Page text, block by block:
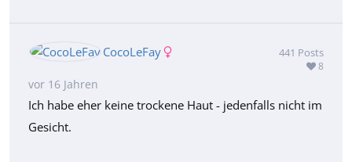
CocoLeFay 441 Posts
8
vor 16 Jahren
Ich habe eher keine trockene Haut - jedenfalls nicht im
Gesicht.